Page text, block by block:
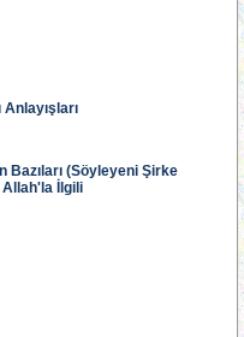
Anlayışları
Bazıları (Söyleyeni Şirke
İlgili